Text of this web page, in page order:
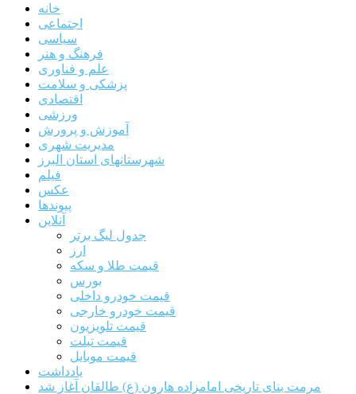
خانه
اجتماعی
سیاسی
فرهنگ و هنر
علم و فناوری
پزشکی و سلامت
اقتصادی
ورزشی
آموزش و پرورش
مدیریت شهری
شهرستانهای استان البرز
فیلم
عکس
پیوندها
آنلاین
جدول لیگ برتر
ارز
قیمت طلا و سکه
بورس
قیمت خودرو داخلی
قیمت خودرو خارجی
قیمت تلویزیون
قیمت تبلت
قیمت موبایل
یادداشت
مرمت بنای تاریخی امامزاده هارون (ع) طالقان آغاز شد